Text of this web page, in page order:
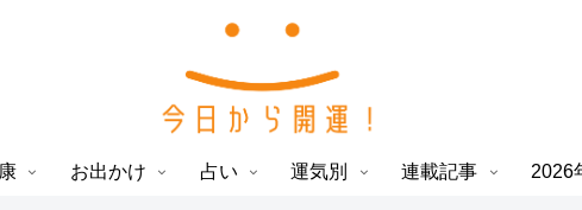
お出かけ 占い 運気別 連載記事 2026